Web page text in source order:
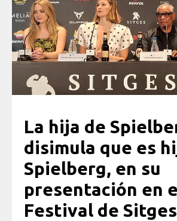
La hija de
disimula que es
Spielberg, en su
presentación en
Festival de Sitges